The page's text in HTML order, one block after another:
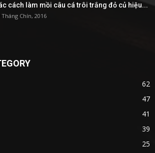
cách làm mồi câu cá trôi trắng đỏ củ hiệu...
Tháng Chín, 2016
62
47
41
39
25